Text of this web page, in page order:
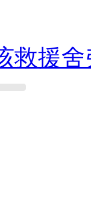
救援舍